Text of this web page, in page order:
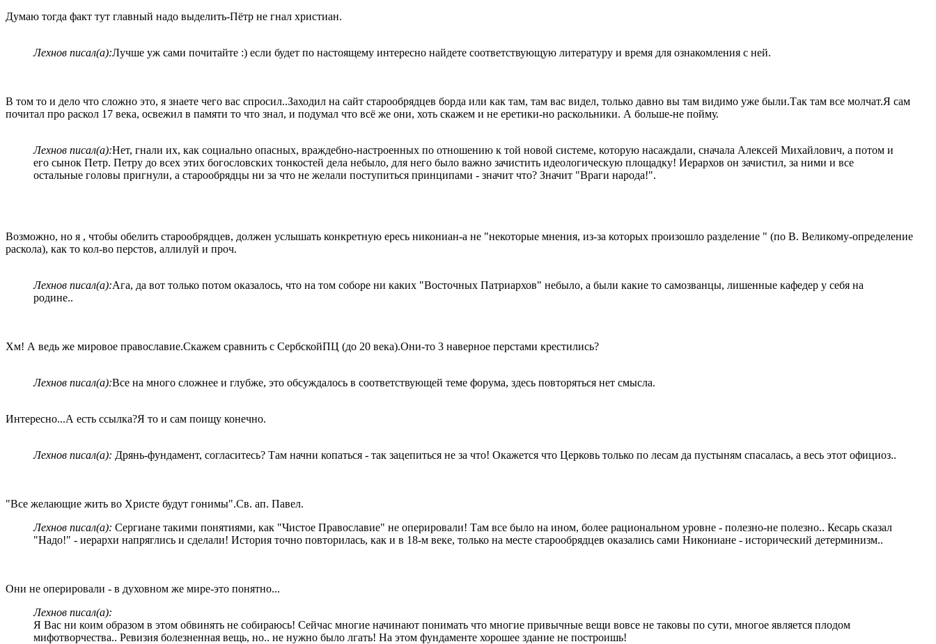
Думаю тогда факт тут главный надо выделить-Пётр не гнал христиан.
Лехнов писал(а):Лучше уж сами почитайте :) если будет по настоящему интересно найдете соответствующую литературу и время для ознакомления с ней.
В том то и дело что сложно это, я знаете чего вас спросил..Заходил на сайт старообрядцев борда или как там, там вас видел, только давно вы там видимо уже были.Так там все молчат.Я сам
почитал про раскол 17 века, освежил в памяти то что знал, и подумал что всё же они, хоть скажем и не еретики-но раскольники. А больше-не пойму.
Лехнов писал(а):Нет, гнали их, как социально опасных, враждебно-настроенных по отношению к той новой системе, которую насаждали, сначала Алексей Михайлович, а потом и
его сынок Петр. Петру до всех этих богословских тонкостей дела небыло, для него было важно зачистить идеологическую площадку! Иерархов он зачистил, за ними и все
остальные головы пригнули, а старообрядцы ни за что не желали поступиться принципами - значит что? Значит "Враги народа!".
Возможно, но я , чтобы обелить старообрядцев, должен услышать конкретную ересь никониан-а не "некоторые мнения, из-за которых произошло разделение " (по В. Великому-определение
раскола), как то кол-во перстов, аллилуй и проч.
Лехнов писал(а):Ага, да вот только потом оказалось, что на том соборе ни каких "Восточных Патриархов" небыло, а были какие то самозванцы, лишенные кафедер у себя на
родине..
Хм! А ведь же мировое православие.Скажем сравнить с СербскойПЦ (до 20 века).Они-то 3 наверное перстами крестились?
Лехнов писал(а):Все на много сложнее и глубже, это обсуждалось в соответствующей теме форума, здесь повторяться нет смысла.
Интересно...А есть ссылка?Я то и сам поищу конечно.
Лехнов писал(а): Дрянь-фундамент, согласитесь? Там начни копаться - так зацепиться не за что! Окажется что Церковь только по лесам да пустыням спасалась, а весь этот официоз..
"Все желающие жить во Христе будут гонимы".Св. ап. Павел.
Лехнов писал(а): Сергиане такими понятиями, как "Чистое Православие" не оперировали! Там все было на ином, более рациональном уровне - полезно-не полезно.. Кесарь сказал
"Надо!" - иерархи напряглись и сделали! История точно повторилась, как и в 18-м веке, только на месте старообрядцев оказались сами Никониане - исторический детерминизм..
Они не оперировали - в духовном же мире-это понятно...
Лехнов писал(а):
Я Вас ни коим образом в этом обвинять не собираюсь! Сейчас многие начинают понимать что многие привычные вещи вовсе не таковы по сути, многое является плодом
мифотворчества.. Ревизия болезненная вещь, но.. не нужно было лгать! На этом фундаменте хорошее здание не построишь!